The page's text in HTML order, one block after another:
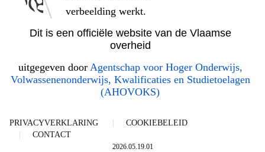
verbeelding werkt.
Dit is een officiële website van de Vlaamse
overheid
uitgegeven door Agentschap voor Hoger Onderwijs,
Volwassenenonderwijs, Kwalificaties en Studietoelagen
(AHOVOKS)
PRIVACYVERKLARING
COOKIEBELEID
CONTACT
2026.05.19.01